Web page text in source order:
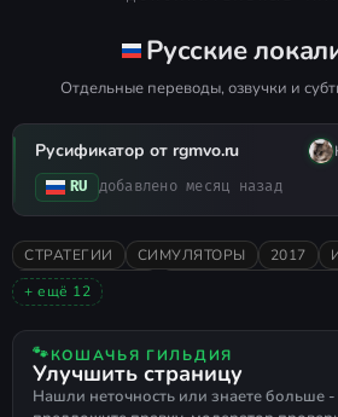
Русские
Отдельные переводы, озвучки и
Русификатор от rgmvo.ru
RU
добавлено месяц назад
СТРАТЕГИИ СИМУЛЯТОРЫ 2017
ГОЛОВОЛОМКИ
ОЧЕНЬ ПОЛОЖИТЕЛЬНЫЕ
СЛОЖНАЯ
ФИЗИКА КОМЕДИЯ
РУССКИЙ ЯЗЫК
РУССКАЯ ОЗВУЧКА
+ ещё 12
🐾КОШАЧЬЯ ГИЛЬДИЯ
Улучшить страницу
Нашли неточность или знаете больше -